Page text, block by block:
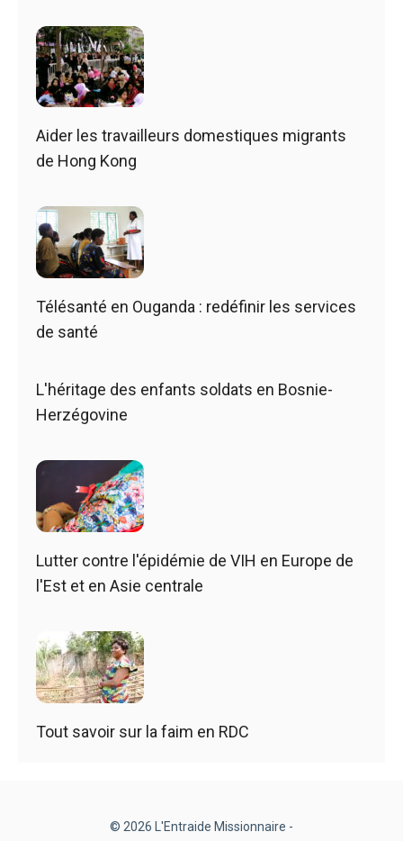
Aider les travailleurs domestiques migrants
de Hong Kong
Télésanté en Ouganda : redéfinir les services
de santé
L'héritage des enfants soldats en Bosnie-
Herzégovine
Lutter contre l'épidémie de VIH en Europe de
l'Est et en Asie centrale
Tout savoir sur la faim en RDC
© 2026 L'Entraide Missionnaire -